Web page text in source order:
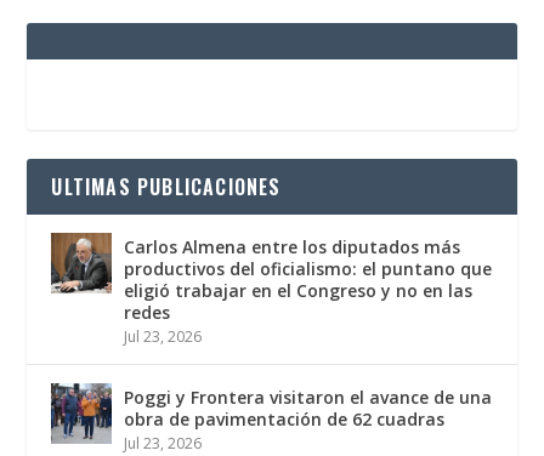
ULTIMAS PUBLICACIONES
Carlos Almena entre los diputados más
productivos del oficialismo: el puntano que
eligió trabajar en el Congreso y no en las
redes
Jul 23, 2026
Poggi y Frontera visitaron el avance de una
obra de pavimentación de 62 cuadras
Jul 23, 2026